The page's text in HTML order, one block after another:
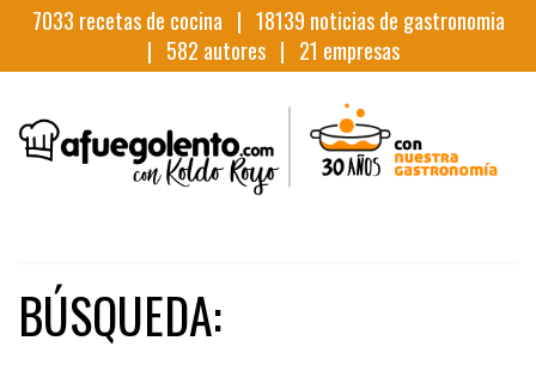
7033 recetas de cocina | 18139 noticias de gastronomia
| 582 autores | 21 empresas
BÚSQUEDA: